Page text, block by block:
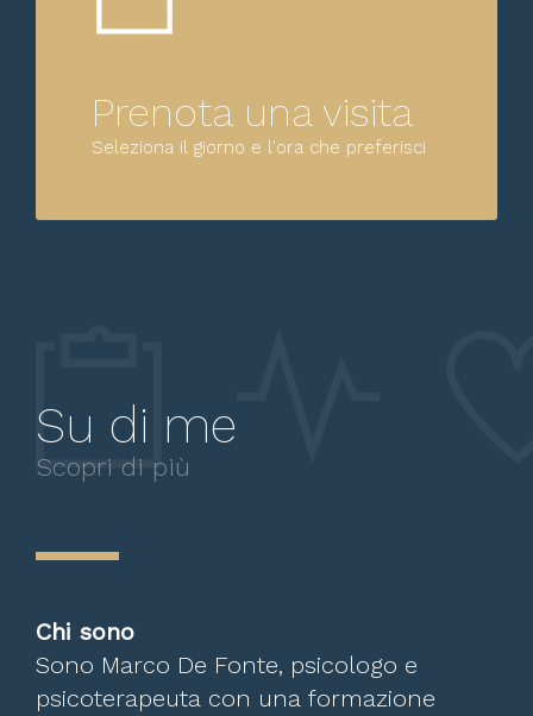
Prenota una visita
Seleziona il giorno e l'ora che preferisci
Su di me
Scopri di più
Chi sono
Sono Marco De Fonte, psicologo e
psicoterapeuta con una formazione